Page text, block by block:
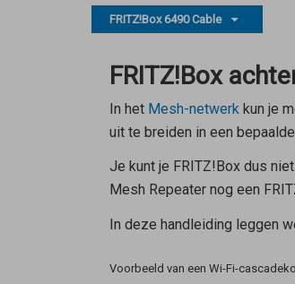
FRITZ!Box 6490 Cable
FRITZ!Box
In het Mesh-netwerk kun je
uit te breiden in een
Je kunt je FRITZ!Box dus
Mesh Repeaternog een
In deze handleiding leggen
Voorbeeld van een Wi-Fi-